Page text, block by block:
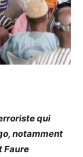
qui
notamment
Faure